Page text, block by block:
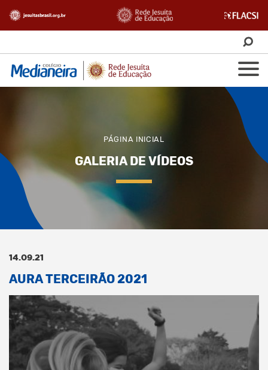
PÁGINA INICIAL
GALERIA DE VÍDEOS
14.09.21
AURA TERCEIRÃO 2021